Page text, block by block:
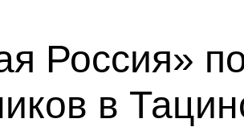
Россия»
в